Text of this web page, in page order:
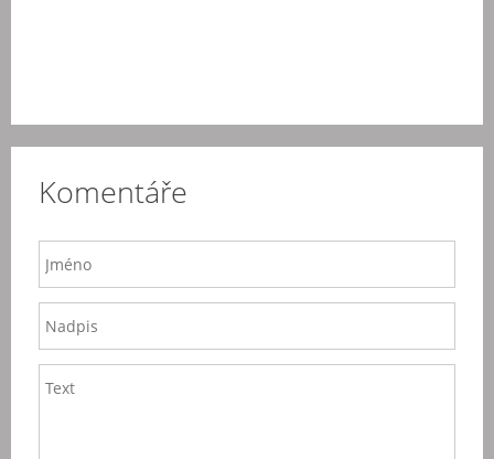
Komentáře